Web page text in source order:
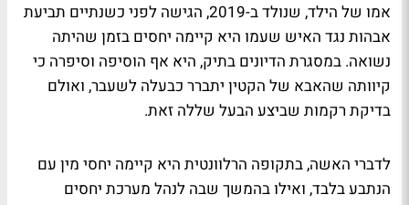
אמו של הילד, שנולד ב-2019, הגישה לפני כשנתיים תביעת
אבהות נגד האיש שעמו היא קיימה יחסים בזמן שהיתה
נשואה. במסגרת הדיונים בתיק, היא אף הוסיפה וסיפרה כי
קיוותה שהאבא של הקטין יתברר כבעלה לשעבר, ואולם
בדיקת רקמות שביצע הבעל שללה זאת.
לדברי האשה, בתקופה הרלוונטית היא קיימה יחסי מין עם
הנתבע בלבד, ואילו בהמשך שבה לנהל מערכת יחסים